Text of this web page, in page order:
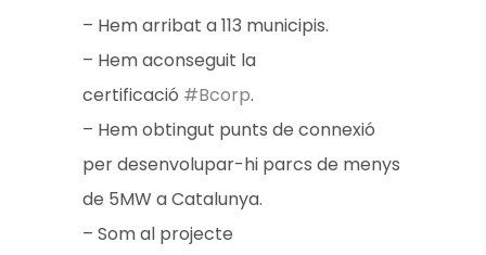
– Hem arribat a 113 municipis.
– Hem aconseguit la
certificació #Bcorp.
– Hem obtingut punts de connexió
per desenvolupar-hi parcs de menys
de 5MW a Catalunya.
– Som al projecte